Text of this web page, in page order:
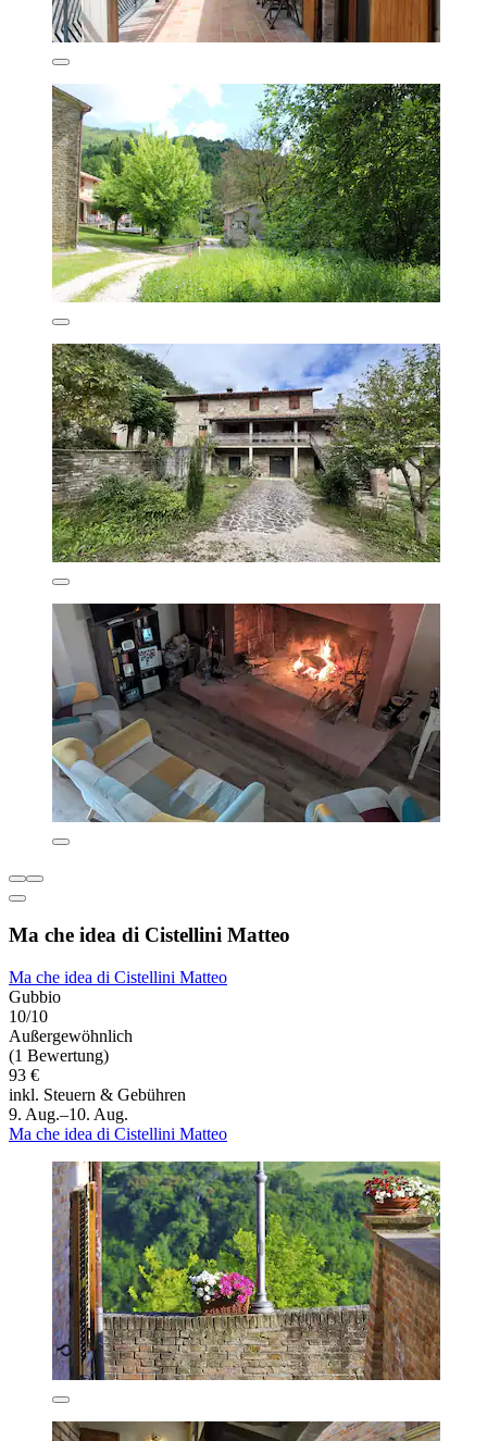
Ma che idea di Cistellini Matteo
Ma che idea di Cistellini Matteo
Gubbio
10/10
Außergewöhnlich
(1 Bewertung)
93 €
inkl. Steuern & Gebühren
9. Aug.–10. Aug.
Ma che idea di Cistellini Matteo